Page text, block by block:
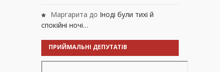
Маргарита до Іноді були тихі й
спокійні ночі…
ПРИЙМАЛЬНІ ДЕПУТАТІВ